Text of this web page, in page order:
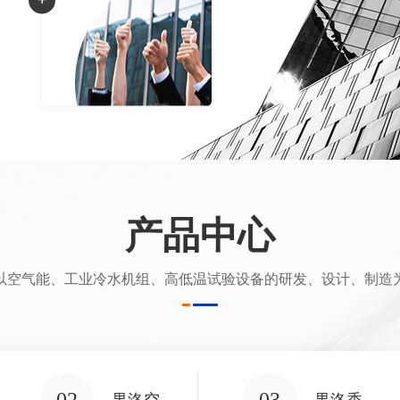
产品中心
空气能、工业冷水机组、高低温试验设备的研发、设计、制造